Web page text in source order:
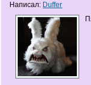
Написал: Duffer